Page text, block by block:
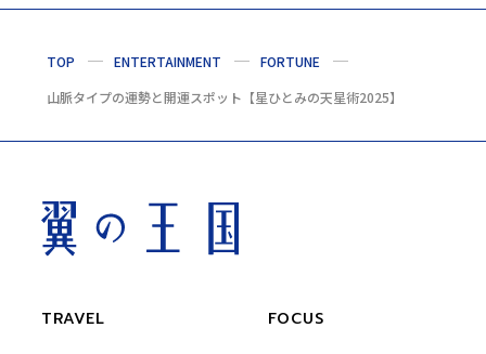
TOP ENTERTAINMENT
FORTUNE
山脈タイプの運勢と開運スポット【星ひとみの天星術2025】
TRAVEL FOCUS